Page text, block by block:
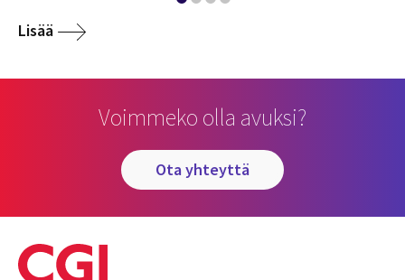
Lisää
Voimmeko olla avuksi?
ota yhteyttä